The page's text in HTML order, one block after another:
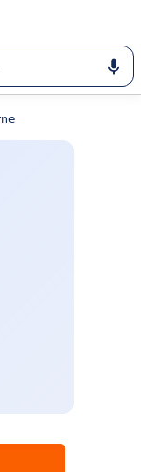
la sélection de